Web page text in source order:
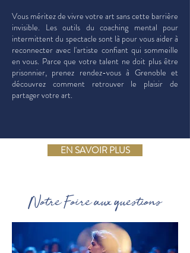
Vous méritez de vivre votre art sans cette barrière
invisible. Les outils du coaching mental pour
intermittent du spectacle sont là pour vous aider à
reconnecter avec l'artiste confiant qui sommeille
en vous. Parce que votre talent ne doit plus être
prisonnier, prenez rendez-vous à Grenoble et
découvrez comment retrouver le plaisir de
partager votre art.
EN SAVOIR PLUS
Notre Foire aux questions